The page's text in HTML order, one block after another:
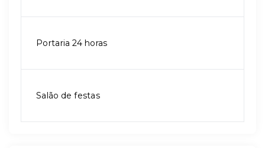
Portaria 24 horas
Salão de festas